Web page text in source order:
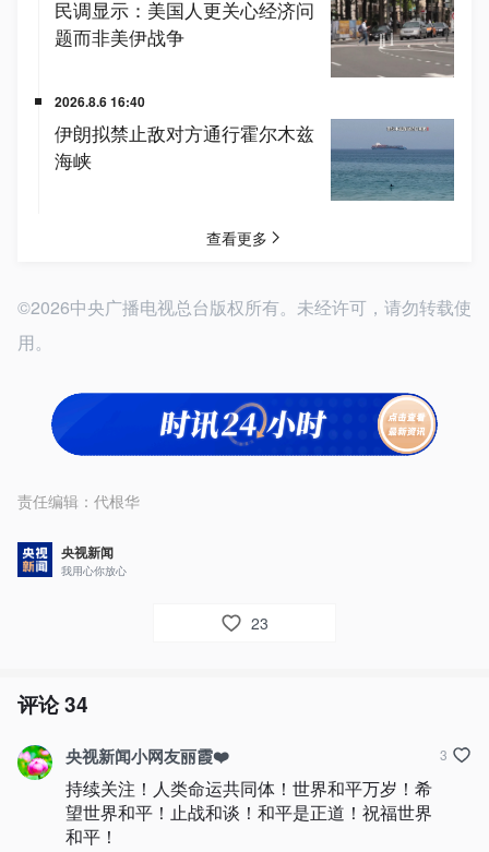
©2026中央广播电视总台版权所有。未经许可，请勿转载使
用。
责任编辑： 代根华
央视新闻
我用心你放心
23
评论34
央视新闻小网友丽霞❤️
持续关注！人类命运共同体！世界和平万岁！希
望世界和平！止战和谈！和平是正道！祝福世界
和平！
3